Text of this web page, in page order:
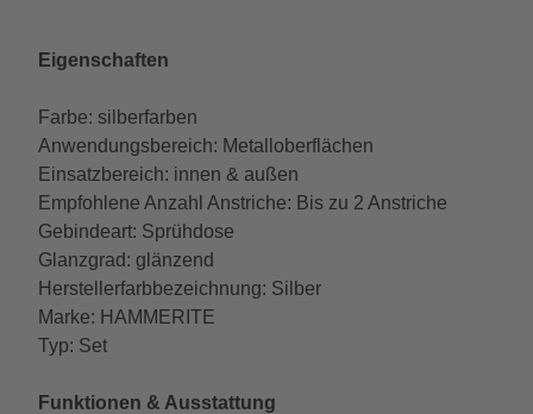
Eigenschaften
Farbe: silberfarben
Anwendungsbereich: Metalloberflächen
Einsatzbereich: innen & außen
Empfohlene Anzahl Anstriche: Bis zu 2 Anstriche
Gebindeart: Sprühdose
Glanzgrad: glänzend
Herstellerfarbbezeichnung: Silber
Marke: HAMMERITE
Typ: Set
Funktionen & Ausstattung